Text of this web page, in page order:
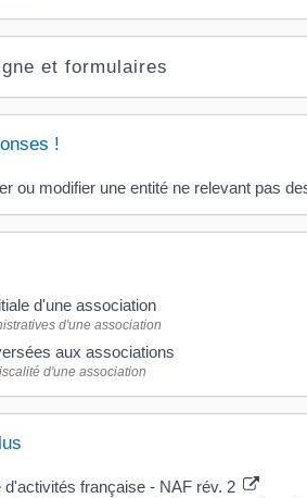
et formulaires
!
ou modifier une entité ne relevant pas
d'une association
d'une association
aux associations
d'une association
d'activités française - NAF rév. 2